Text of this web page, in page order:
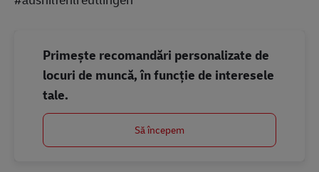
Primește recomandări personalizate de
locuri de muncă, în funcție de interesele
tale.
Să începem